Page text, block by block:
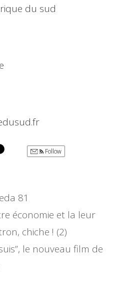
du sud
Follow
81
économie et la leur
chiche ! (2)
le nouveau film de